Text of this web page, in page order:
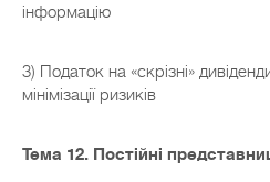
інформацію
3) Податок на «скрізні»
мінімізації ризиків
Тема 12. Постійні